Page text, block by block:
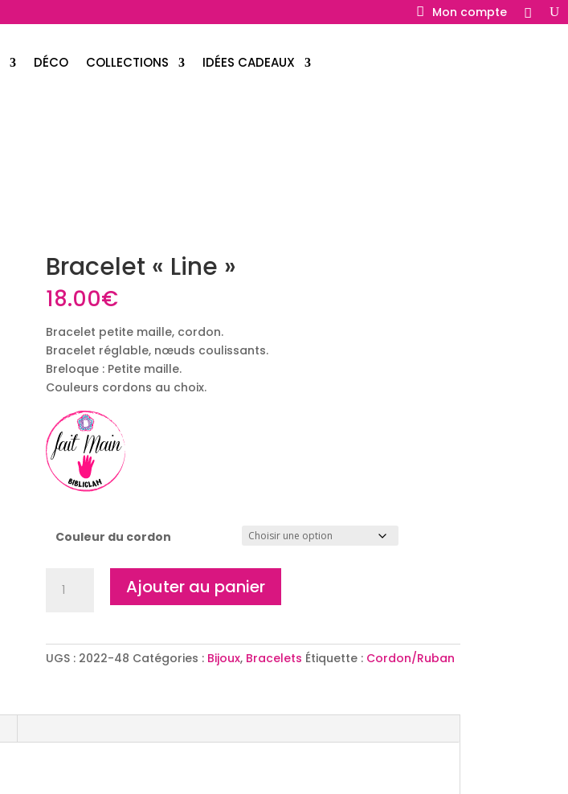
Mon compte
DÉCO COLLECTIONS IDÉES CADEAUX
Bracelet « Line »
18.00€
Bracelet petite maille, cordon.
Bracelet réglable, nœuds coulissants.
Breloque : Petite maille.
Couleurs cordons au choix.
Couleur du cordon
Ajouter au panier
UGS : 2022-48 Catégories : Bijoux, Bracelets Étiquette : Cordon/Ruban